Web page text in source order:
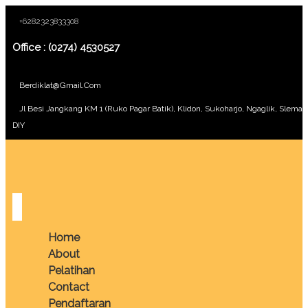
+6282323833308
Office : (0274) 4530527
Berdiklat@gmail.com
Jl Besi Jangkang KM 1 (Ruko Pagar Batik), Klidon, Sukoharjo, Ngaglik,
DIY
Home
About
Pelatihan
Contact
Pendaftaran